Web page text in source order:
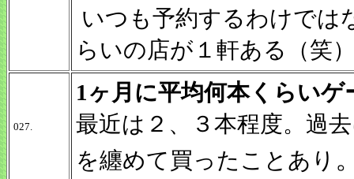
いつも予約するわけでは
らいの店が１軒ある（笑
027.
1ヶ月に平均何本くらい
最近は２、３本程度。過
を纏めて買ったことあり